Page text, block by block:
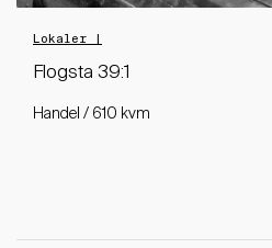
Lokaler |
Flogsta 39:1
Handel / 610 kvm